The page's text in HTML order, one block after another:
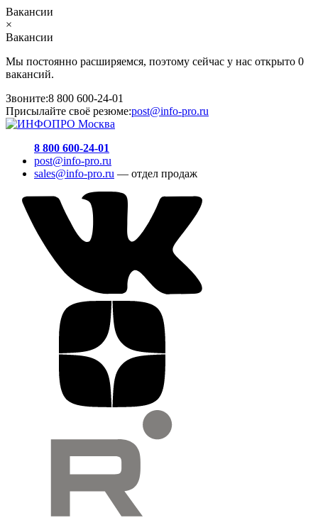
Вакансии
×
Вакансии
Мы постоянно расширяемся, поэтому сейчас у нас открыто 0
вакансий.
Звоните:8 800 600-24-01
Присылайте своё резюме:post@info-pro.ru
8 800 600-24-01
post@info-pro.ru
sales@info-pro.ru — отдел продаж